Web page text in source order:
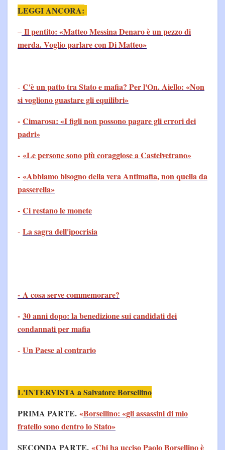
LEGGI ANCORA:
– Il pentito: «Matteo Messina Denaro è un pezzo di
merda. Voglio parlare con Di Matteo»
- C'è un patto tra Stato e mafia? Per l'On. Aiello: «Non
si vogliono guastare gli equilibri»
- Cimarosa: «I figli non possono pagare gli errori dei
padri»
- «Le persone sono più coraggiose a Castelvetrano»
- «Abbiamo bisogno della vera Antimafia, non quella da
passerella»
- Ci restano le monete
- La sagra dell'ipocrisia
- A cosa serve commemorare?
- 30 anni dopo: la benedizione sui candidati dei
condannati per mafia
- Un Paese al contrario
L'INTERVISTA a Salvatore Borsellino
PRIMA PARTE. «Borsellino: «gli assassini di mio
fratello sono dentro lo Stato»
SECONDA PARTE. «Chi ha ucciso Paolo Borsellino è